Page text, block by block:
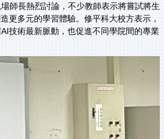
師長熱烈討論，不少教師表示將嘗試將生
更多元的學習體驗。修平科大校方表示，
技術最新脈動，也促進不同學院間的專業